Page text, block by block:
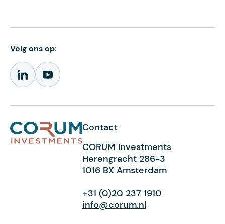
Volg ons op:
Contact
CORUM Investments
Herengracht 286-3
1016 BX Amsterdam
+31 (0)20 237 1910
info@corum.nl